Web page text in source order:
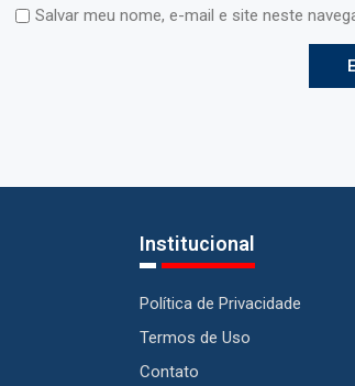
Salvar meu nome, e-mail e site neste
Institucional
Política de Privacidade
Termos de Uso
Contato